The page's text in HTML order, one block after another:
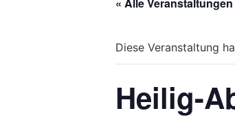
Diese Veranstaltung
Heilig-